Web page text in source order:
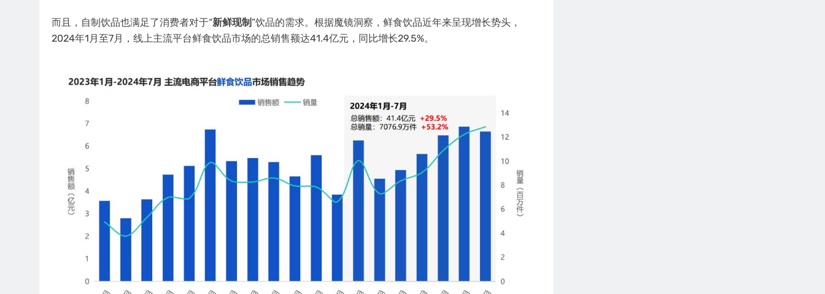
而且，自制饮品也满足了消费者对于“新鲜现制 ”饮品的需求。根据魔镜洞察，鲜食饮品近年来呈现增长势头，
2024年1月至7月，线上主流平台鲜食饮品市场的总销售额达41.4亿元，同比增长29.5%。